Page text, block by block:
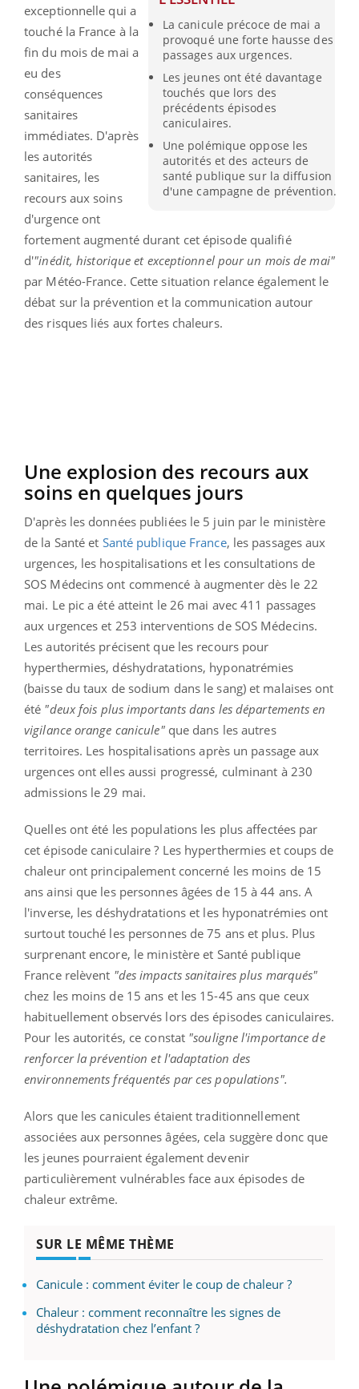
La canicule précoce de mai a
provoqué une forte hausse des
passages aux urgences.
Les jeunes ont été davantage
touchés que lors des
précédents épisodes
caniculaires.
Une polémique oppose les
autorités et des acteurs de
santé publique sur la diffusion
d'une campagne de prévention.
exceptionnelle qui a
touché la France à la
fin du mois de mai a
eu des
conséquences
sanitaires
immédiates. D'après
les autorités
sanitaires, les
recours aux soins
d'urgence ont
fortement augmenté durant cet épisode qualifié
d'"inédit, historique et exceptionnel pour un mois de mai"
par Météo-France. Cette situation relance également le
débat sur la prévention et la communication autour
des risques liés aux fortes chaleurs.
Une explosion des recours aux
soins en quelques jours
D'après les données publiées le 5 juin par le ministère
de la Santé et Santé publique France, les passages aux
urgences, les hospitalisations et les consultations de
SOS Médecins ont commencé à augmenter dès le 22
mai. Le pic a été atteint le 26 mai avec 411 passages
aux urgences et 253 interventions de SOS Médecins.
Les autorités précisent que les recours pour
hyperthermies, déshydratations, hyponatrémies
(baisse du taux de sodium dans le sang) et malaises ont
été "deux fois plus importants dans les départements en
vigilance orange canicule"que dans les autres
territoires. Les hospitalisations après un passage aux
urgences ont elles aussi progressé, culminant à 230
admissions le 29 mai.
Quelles ont été les populations les plus affectées par
cet épisode caniculaire ? Les hyperthermies et coups de
chaleur ont principalement concerné les moins de 15
ans ainsi que les personnes âgées de 15 à 44 ans. A
l'inverse, les déshydratations et les hyponatrémies ont
surtout touché les personnes de 75 ans et plus. Plus
surprenant encore, le ministère et Santé publique
France relèvent "des impacts sanitaires plus marqués"
chez les moins de 15 ans et les 15-45 ans que ceux
habituellement observés lors des épisodes caniculaires.
Pour les autorités, ce constat "souligne l'importance de
renforcer la prévention et l'adaptation des
environnements fréquentés par ces populations".
Alors que les canicules étaient traditionnellement
associées aux personnes âgées, cela suggère donc que
les jeunes pourraient également devenir
particulièrement vulnérables face aux épisodes de
chaleur extrême.
SUR LE MÊME THÈME
Canicule : comment éviter le coup de chaleur ?
Chaleur : comment reconnaître les signes de
déshydratation chez l’enfant ?